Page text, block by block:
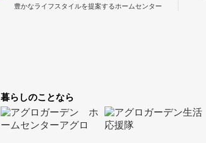
豊かなライフスタイルを提案するホームセンター
暮らしのことなら